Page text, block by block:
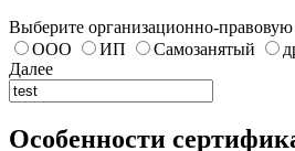
Выберите организационно-
ООО
ИП Самозанятый
Далее
Особенности